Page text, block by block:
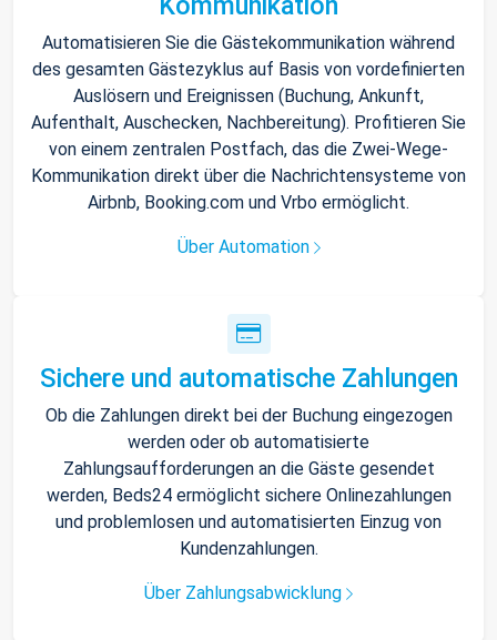
Automatisieren Sie die Gästekommunikation während
des gesamten Gästezyklus auf Basis von vordefinierten
Auslösern und Ereignissen (Buchung, Ankunft,
Aufenthalt, Auschecken, Nachbereitung). Profitieren Sie
von einem zentralen Postfach, das die Zwei-Wege-
Kommunikation direkt über die Nachrichtensysteme von
Airbnb, Booking.com und Vrbo ermöglicht.
Über Automation
Sichere und automatische Zahlungen
Ob die Zahlungen direkt bei der Buchung eingezogen
werden oder ob automatisierte
Zahlungsaufforderungen an die Gäste gesendet
werden, Beds24 ermöglicht sichere Onlinezahlungen
und problemlosen und automatisierten Einzug von
Kundenzahlungen.
Über Zahlungsabwicklung